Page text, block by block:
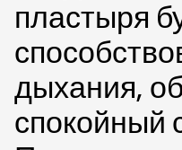
пластыря
дыхания,
спокойный